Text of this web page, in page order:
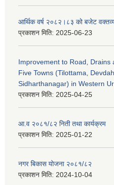
आर्थिक वर्ष २०८२।८३ को बजेट
प्रकाशन मिति: 2025-06-23
Improvement to Road, Drains
Five Towns (Tilottama,
Sidharthanagar) in Western
प्रकाशन मिति: 2025-04-25
आ.व २०८१/८२ निती तथा कार्यक्रम
प्रकाशन मिति: 2025-01-22
नगर बिकास योजना २०८१/८२
प्रकाशन मिति: 2024-10-04